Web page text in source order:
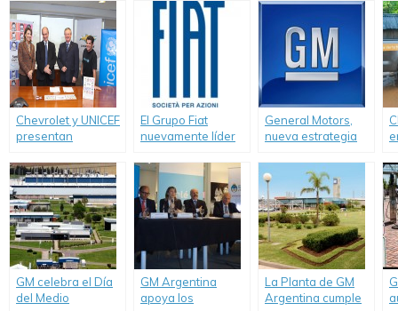
energía renovable
para el año 2050.
vehículos a
Instituciones
Educativas del país.
a más de 4.400
chicos en 2012.
Chevrolet y UNICEF
presentan
Ruedas, un
porvenir en
marcha».
El Grupo Fiat
nuevamente líder
los cambios
climáticos.
General Motors,
nueva estrategia
sustentabilidad
GM celebra el Día
del Medio
GM Argentina
apoya los
La Planta de GM
Argentina cumple